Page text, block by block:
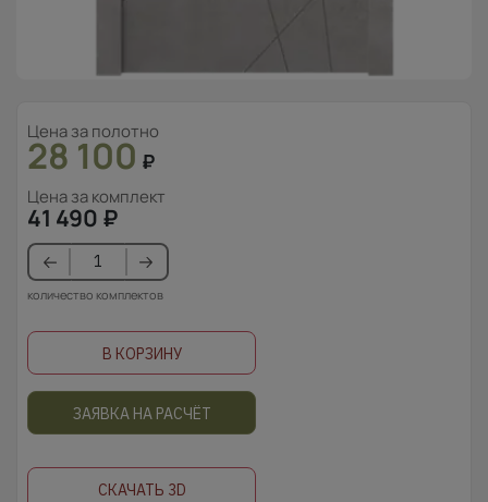
Цена за полотно
28 100 ₽
Цена за комплект
41 490 ₽
количество комплектов
В КОРЗИНУ
ЗАЯВКА НА РАСЧЁТ
СКАЧАТЬ 3D